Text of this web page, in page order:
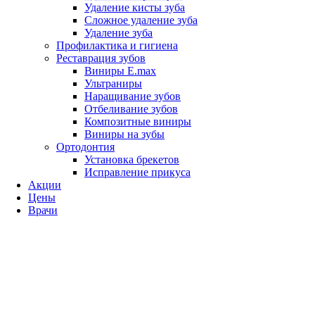
Удаление кисты зуба
Сложное удаление зуба
Удаление зуба
Профилактика и гигиена
Реставрация зубов
Виниры E.max
Ультраниры
Наращивание зубов
Отбеливание зубов
Композитные виниры
Виниры на зубы
Ортодонтия
Установка брекетов
Исправление прикуса
Акции
Цены
Врачи